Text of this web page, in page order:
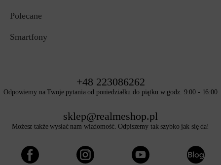
Polecane
Smartfony
+48 223086262
Odpowiemy na Twoje pytania od poniedziałku do piątku w godz. 9:00 - 16:00
sklep@realmeshop.pl
Możesz także wysłać nam wiadomość. Odpiszemy tak szybko jak się da!